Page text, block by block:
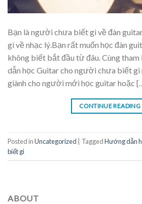
Bạn là người chưa biết gì về đàn
gì về nhạc lý.Bạn rất muốn học đàn
không biết bắt đầu từ đâu. Cùng
dẫn học Guitar cho người chưa biết gì
giành cho người mới học guitar hoặc
CONTINUE READING
Posted inUncategorized TaggedHướng dẫn
biết gì
ABOUT